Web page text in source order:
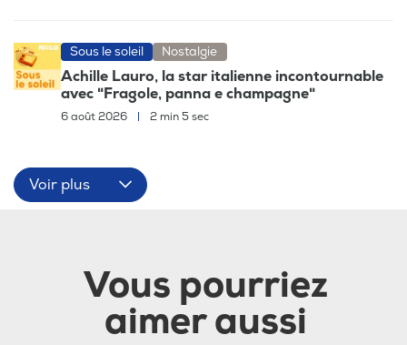
Sous le soleil Nostalgie
Achille Lauro, la star italienne incontournable
avec "Fragole, panna e champagne"
6 août 2026 2 min 5 sec
Voir plus
Vous pourriez
aimer aussi